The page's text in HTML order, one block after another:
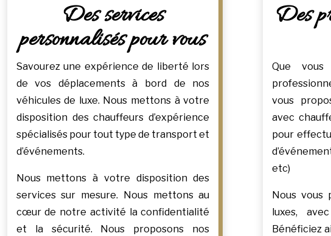
Des services
personnalisés pour vous
Savourez une expérience de liberté lors
de vos déplacements à bord de nos
véhicules de luxe. Nous mettons à votre
disposition des chauffeurs d’expérience
spécialisés pour tout type de transport et
d’événements.
Nous mettons à votre disposition des
services sur mesure. Nous mettons au
cœur de notre activité la confidentialité
et la sécurité. Nous proposons nos
Des
Que vous
vous
avec
pour
etc)
Nous vous
luxes,
Bénéficiez